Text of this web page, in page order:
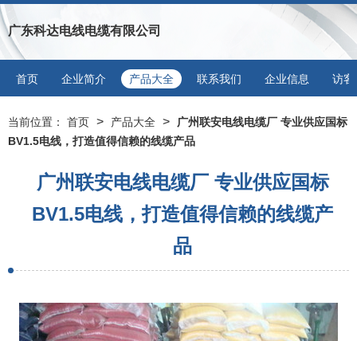
广东科达电线电缆有限公司
首页 企业简介 产品大全 联系我们 企业信息 访客
当前位置： 首页 > 产品大全 >
广州联安电线电缆厂 专业供应国标
BV1.5电线，打造值得信赖的线缆产品
广州联安电线电缆厂 专业供应国标
BV1.5电线，打造值得信赖的线缆产
品